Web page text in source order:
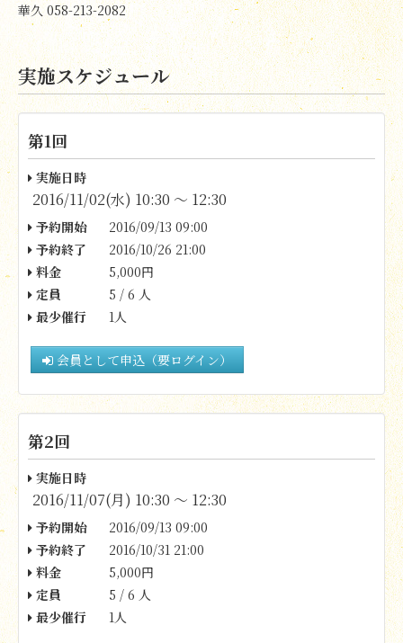
華久 058-213-2082
実施スケジュール
第1回
実施日時
2016/11/02(水) 10:30 〜 12:30
予約開始
2016/09/13 09:00
予約終了
2016/10/26 21:00
料金
5,000円
定員
5 / 6 人
最少催行
1人
会員として申込（要ログイン）
第2回
実施日時
2016/11/07(月) 10:30 〜 12:30
予約開始
2016/09/13 09:00
予約終了
2016/10/31 21:00
料金
5,000円
定員
5 / 6 人
最少催行
1人